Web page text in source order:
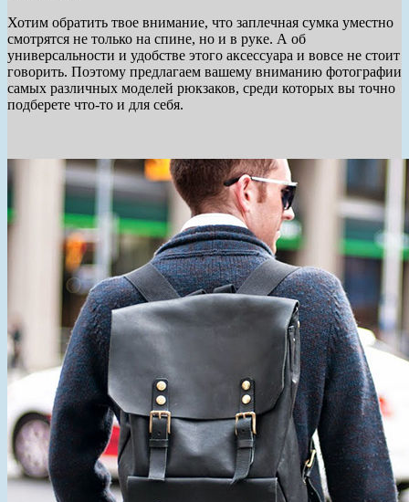
Хотим обратить твое внимание, что заплечная сумка уместно
смотрятся не только на спине, но и в руке. А об
универсальности и удобстве этого аксессуара и вовсе не стоит
говорить. Поэтому предлагаем вашему вниманию фотографии
самых различных моделей рюкзаков, среди которых вы точно
подберете что-то и для себя.